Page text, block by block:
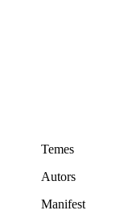
Temes
Autors
Manifest